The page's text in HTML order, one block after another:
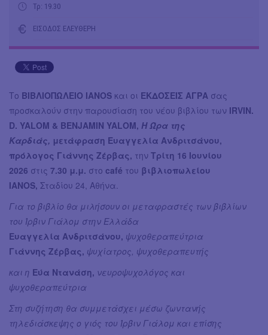
Τρ: 19.30
ΕΙΣΟΔΟΣ ΕΛΕΥΘΕΡΗ
Το ΒΙΒΛΙΟΠΩΛΕΙΟ IANOS και οι ΕΚΔΟΣΕΙΣ ΑΓΡΑ σας
προσκαλούν στην παρουσίαση του νέου βιβλίου των IRVIN.
D. YALOM & BENJAMIN YALOM, Η Ώρα της
Καρδιάς, μετάφραση Ευαγγελία Ανδριτσάνου,
πρόλογος Γιάννης Ζέρβας, την Τρίτη 16 Ιουνίου
2026 στις 7.30 μ.μ. στο café του βιβλιοπωλείου
IANOS, Σταδίου 24, Αθήνα.
Για το βιβλίο θα μιλήσουν οι μεταφραστές των βιβλίων
του Ίρβιν Γιάλομ στην Ελλάδα
Ευαγγελία Ανδριτσάνου, ψυχοθεραπεύτρια
Γιάννης Ζέρβας, ψυχίατρος, ψυχοθεραπευτής
και η Εύα Ντανάση, νευροψυχολόγος και
ψυχοθεραπεύτρια
Στη συζήτηση θα συμμετάσχει μέσω ζωντανής
τηλεδιάσκεψης ο γιός του Ίρβιν Γιάλομ και επίσης